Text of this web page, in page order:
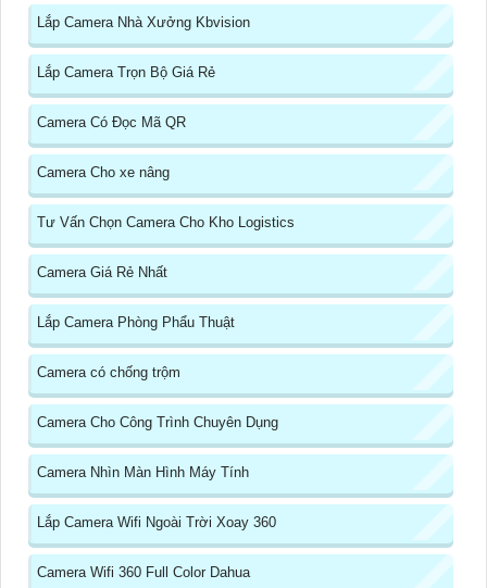
Lắp Camera Nhà Xưởng Kbvision
Lắp Camera Trọn Bộ Giá Rẻ
Camera Có Đọc Mã QR
Camera Cho xe nâng
Tư Vấn Chọn Camera Cho Kho Logistics
Camera Giá Rẻ Nhất
Lắp Camera Phòng Phẩu Thuật
Camera có chống trộm
Camera Cho Công Trình Chuyên Dụng
Camera Nhìn Màn Hình Máy Tính
Lắp Camera Wifi Ngoài Trời Xoay 360
Camera Wifi 360 Full Color Dahua